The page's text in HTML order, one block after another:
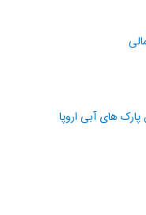
پارک های آبی اروپا